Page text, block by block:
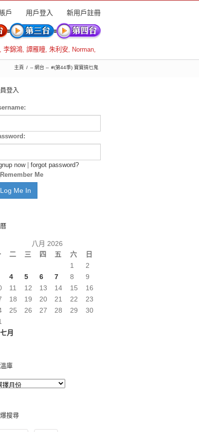
戶 用戶登入 新用戶註冊
, 李錦鴻, 譚雁瞳, 朱利安, Norman,
主頁 -- 網台 -- #(第44季) 寶寶搞乜鬼
登入
now| forgot password?
Remember Me
八月 2026
二 三 四 五 六 日
月
1
2
4 5 6 7 8
9
11 12 13 14 15
16
18 19 20 21 22
23
25 26 27 28 29
30
庫
搜尋